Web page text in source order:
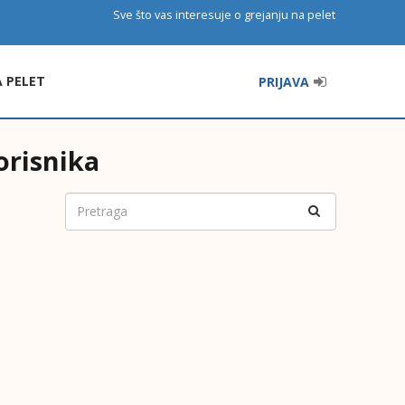
Sve što vas interesuje o grejanju na pelet
PRIJAVA
PELET